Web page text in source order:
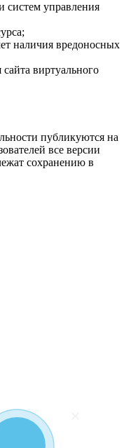
систем управления
наличия вредоносных
виртуального
публикуются на
все версии
сохранению в